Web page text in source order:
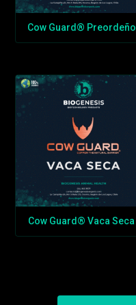
Cow Guard® Preordeño
Cow Guard® Vaca Seca